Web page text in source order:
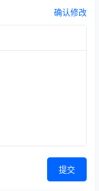
确认修改
提交